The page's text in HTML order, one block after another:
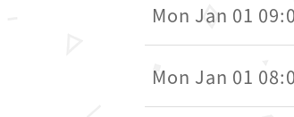
Mon Jan 01
Mon Jan 01